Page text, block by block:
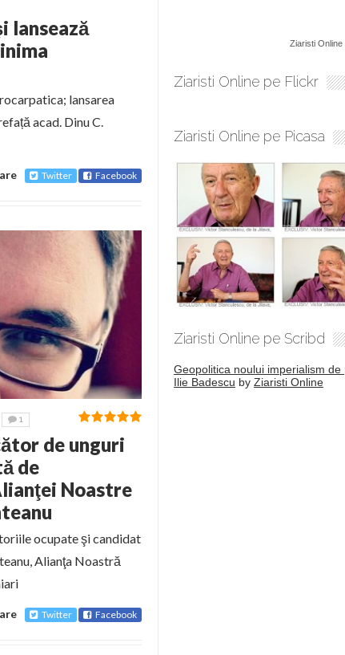
lansează
lansarea
acad. Dinu C.
Twitter Facebook
1
de unguri
de
Noastre
ocupate şi candidat
Alianţa Noastră
Twitter Facebook
Ziaristi Online
Ziaristi Online pe Flickr
Ziaristi Online pe Picasa
Ziaristi Online pe Scribd
Geopolitica noului imperialism de
Ilie Badescu by Ziaristi Online